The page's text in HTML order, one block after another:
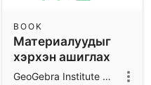
Материалуудыг
хэрхэн ашиглах
талаар суралц
BOOK
GeoGebra Institute of Mongolia